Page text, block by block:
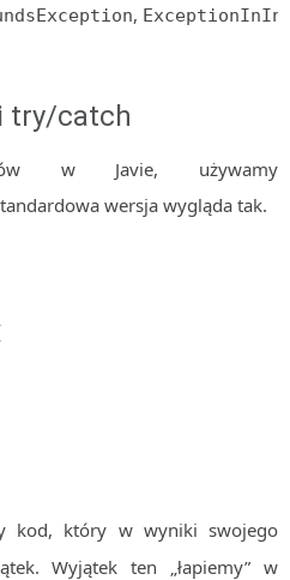
,
try/catch
w Javie, używamy
wersja wygląda tak.
kod, który w wyniki swojego
Wyjątek ten „łapiemy” w